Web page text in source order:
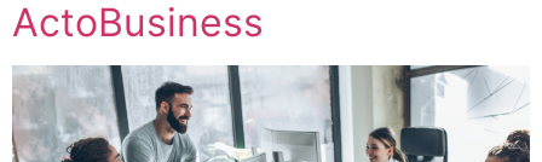
ActoBusiness